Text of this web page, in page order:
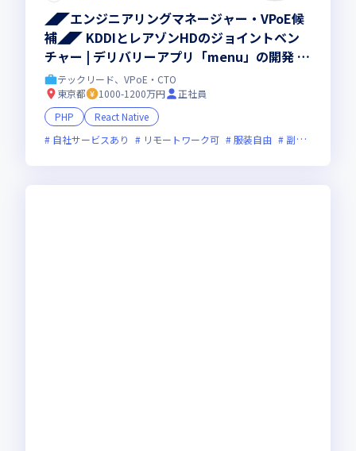
◢◤エンジニアリングマネージャー・VPoE候
補◢◤ KDDIとレアゾンHDのジョイントベン
チャー | デリバリーアプリ「menu」の開発 |
エンジニア限定福利厚生あり
テックリード、VPoE・CTO
東京都
1000-1200万円
正社員
PHP
React Native
自社サービスあり
リモートワーク可 服装自由 副業可